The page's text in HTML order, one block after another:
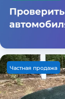
Частная продажа